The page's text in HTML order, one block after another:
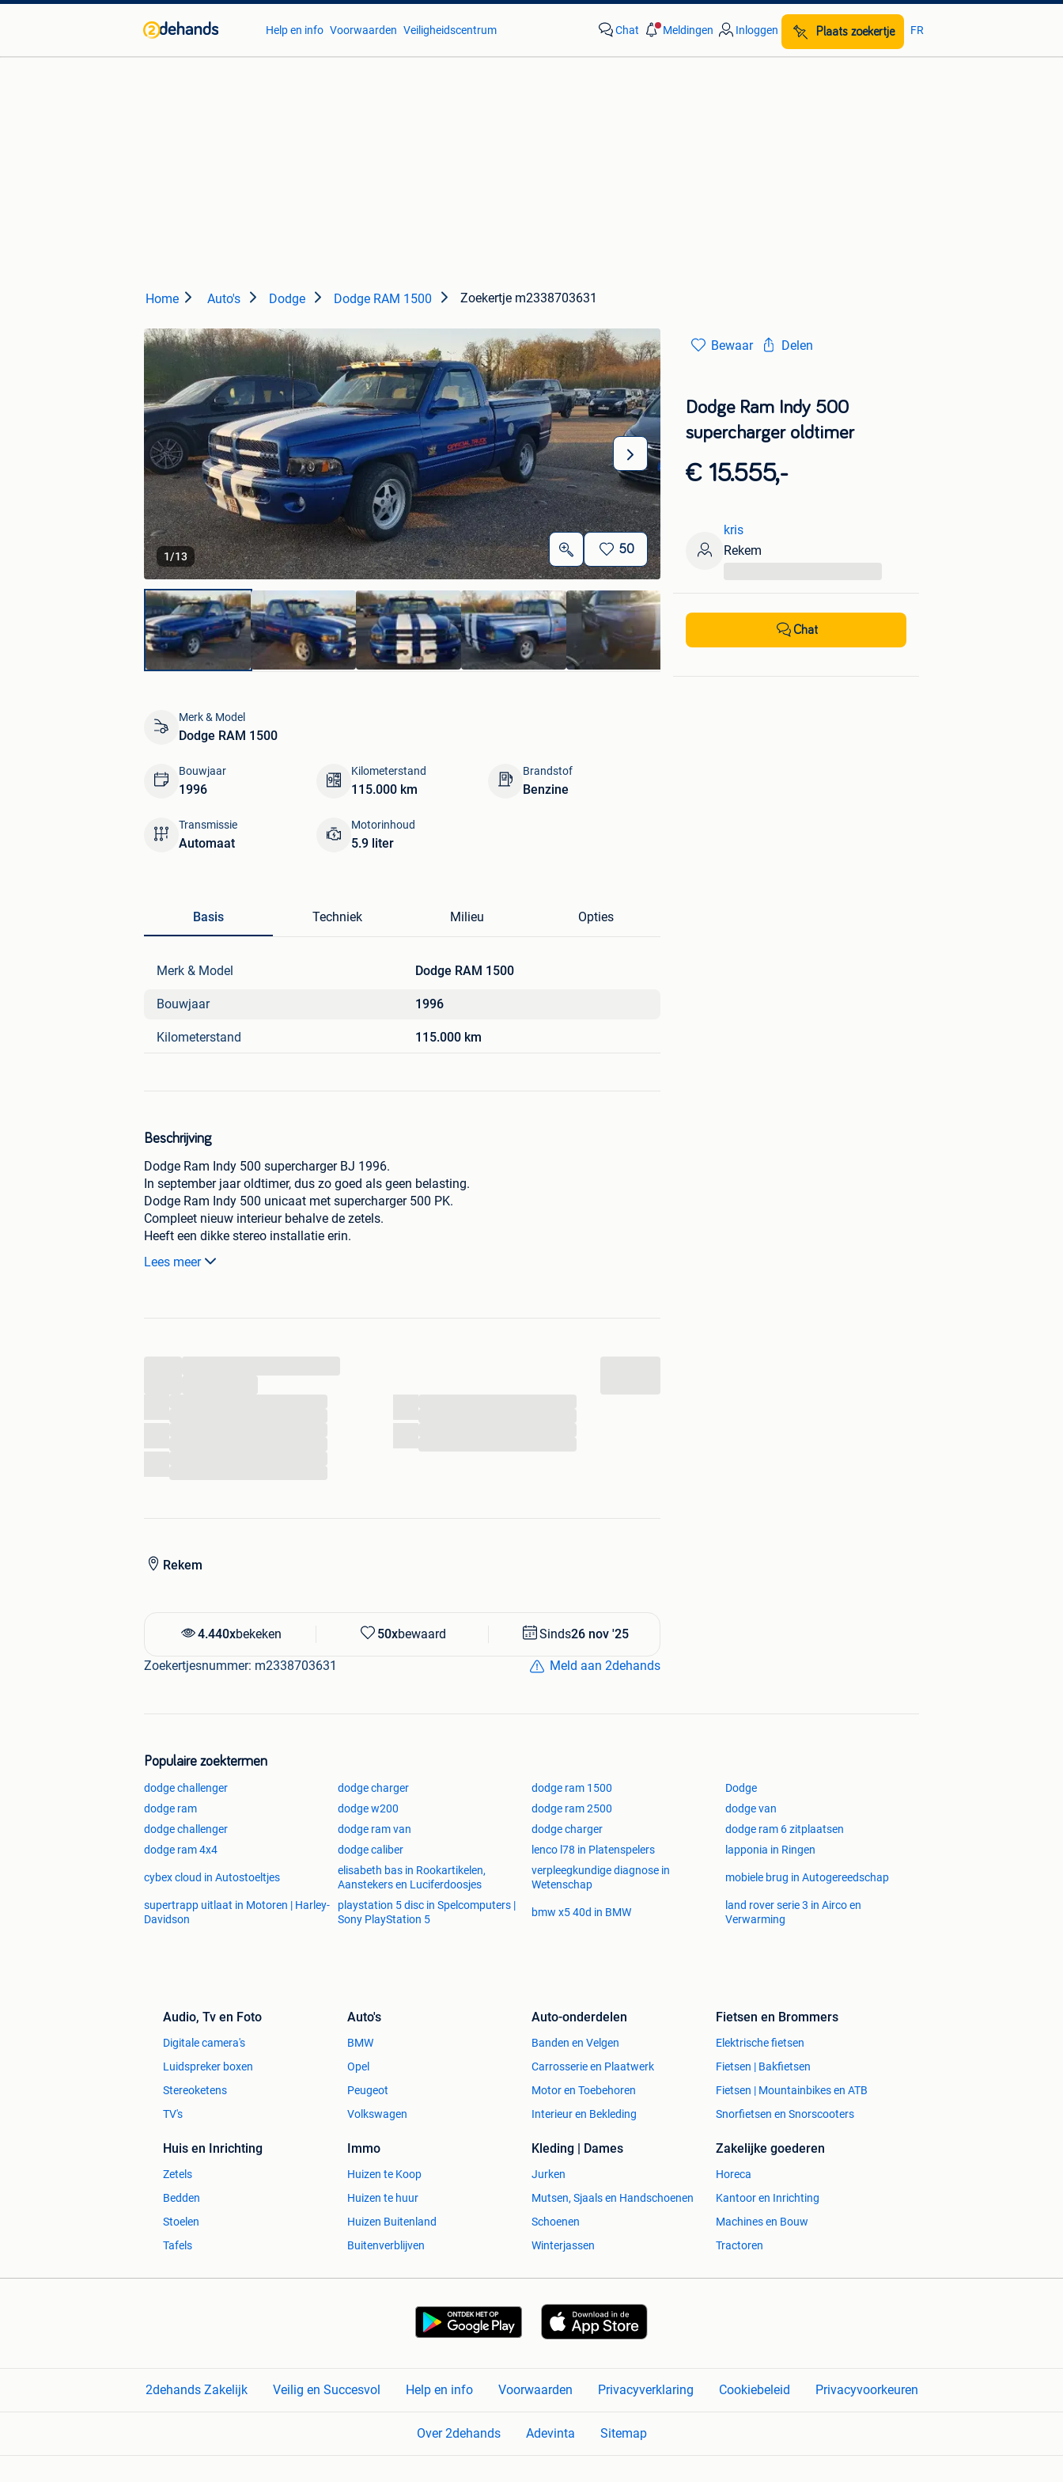
Help en info Voorwaarden Veiligheidscentrum Chat Meldingen Inloggen Plaats zoekertje FR
Home Auto's Dodge Dodge RAM 1500 Zoekertje m2338703631
1/13
50
Merk & Model
Dodge RAM 1500
Bouwjaar
1996
Kilometerstand
115.000 km
Brandstof
Benzine
Transmissie
Automaat
Motorinhoud
5.9 liter
Basis Techniek Milieu Opties
Merk & Model Dodge RAM 1500
Bouwjaar 1996
Kilometerstand 115.000 km
Beschrijving
Dodge Ram Indy 500 supercharger BJ 1996.
In september jaar oldtimer, dus zo goed als geen belasting.
Dodge Ram Indy 500 unicaat met supercharger 500 PK.
Compleet nieuw interieur behalve de zetels.
Heeft een dikke stereo installatie erin.
Chassis en holruimten zijn volledig behandeld.
Lees meer
Rekem
4.440xbekeken 50xbewaard Sinds26 nov '25
Zoekertjesnummer: m2338703631 Meld aan 2dehands
Bewaar Delen
Dodge Ram Indy 500
supercharger oldtimer
€ 15.555,-
kris
Rekem
Chat
Populaire zoektermen
dodge challenger dodge charger dodge ram 1500
Dodge
dodge ram
dodge w200 dodge ram 2500
dodge van
dodge challenger
dodge ram van dodge charger
dodge ram 6 zitplaatsen
dodge ram 4x4
dodge caliber lenco l78 in Platenspelers lapponia in Ringen
cybex cloud in Autostoeltjes
elisabeth bas in Rookartikelen,
Aanstekers en Luciferdoosjes
verpleegkundige diagnose in
Wetenschap
mobiele brug in Autogereedschap
supertrapp uitlaat in Motoren | Harley-
Davidson
playstation 5 disc in Spelcomputers |
Sony PlayStation 5
bmw x5 40d in BMW
land rover serie 3 in Airco en
Verwarming
Audio, Tv en Foto
Digitale camera's
Luidspreker boxen
Stereoketens
TV's
Auto's
BMW
Opel
Peugeot
Volkswagen
Auto-onderdelen
Banden en Velgen
Carrosserie en Plaatwerk
Motor en Toebehoren
Interieur en Bekleding
Fietsen en Brommers
Elektrische fietsen
Fietsen | Bakfietsen
Fietsen | Mountainbikes en ATB
Snorfietsen en Snorscooters
Huis en Inrichting
Zetels
Bedden
Stoelen
Tafels
Immo
Huizen te Koop
Huizen te huur
Huizen Buitenland
Buitenverblijven
Kleding | Dames
Jurken
Mutsen, Sjaals en Handschoenen
Schoenen
Winterjassen
Zakelijke goederen
Horeca
Kantoor en Inrichting
Machines en Bouw
Tractoren
2dehands Zakelijk Veilig en Succesvol Help en info Voorwaarden Privacyverklaring Cookiebeleid Privacyvoorkeuren
Over 2dehands Adevinta Sitemap